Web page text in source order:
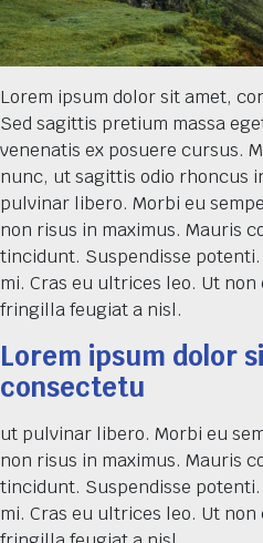
Lorem ipsum dolor sit amet,
Sed sagittis pretium massa
venenatis ex posuere cursus.
nunc, ut sagittis odio rhoncus
pulvinar libero. Morbi eu
non risus in maximus. Mauris
tincidunt. Suspendisse
mi. Cras eu ultrices leo. Ut
fringilla feugiat a nisl.
Lorem ipsum dolor
consectetu
ut pulvinar libero. Morbi eu
non risus in maximus. Mauris
tincidunt. Suspendisse
mi. Cras eu ultrices leo. Ut